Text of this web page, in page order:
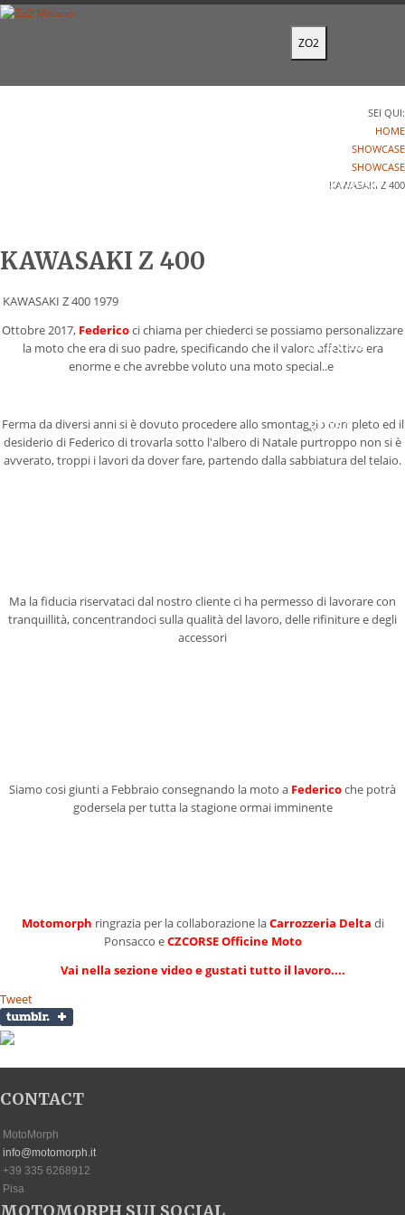
ZO2
CHI SIAMO
SERVIZI
VIDEO
SEI QUI:
HOME
SHOWCASE
SHOWCASE
KAWASAKI Z 400
KAWASAKI Z 400
KAWASAKI Z 400 1979
Ottobre 2017, Federicoci chiama per chiederci se possiamo personalizzare
la moto che era di suo padre, specificando che il valore affettivo era
enorme e che avrebbe voluto una moto special..e
Ferma da diversi anni si è dovuto procedere allo smontaggio completo ed il
desiderio di Federico di trovarla sotto l'albero di Natale purtroppo non si è
avverato, troppi i lavori da dover fare, partendo dalla sabbiatura del telaio.
Ma la fiducia riservataci dal nostro cliente ci ha permesso di lavorare con
tranquillità, concentrandoci sulla qualità del lavoro, delle rifiniture e degli
accessori
Siamo cosi giunti a Febbraio consegnando la moto a Federicoche potrà
godersela per tutta la stagione ormai imminente
Motomorph ringrazia per la collaborazione laCarrozzeria Delta di
Ponsacco eCZCORSE Officine Moto
Vai nella sezione video e gustati tutto il lavoro....
Tweet
CONTACT
MotoMorph
info@motomorph.it
+39 335 6268912
Pisa